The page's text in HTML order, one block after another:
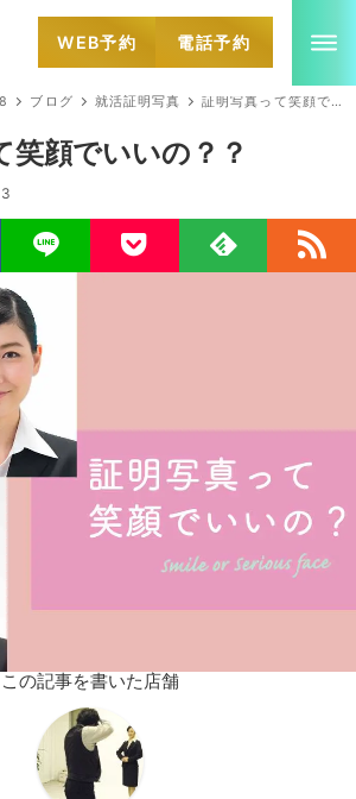
WEB予約 電話予約
ブログ 就活証明写真 証明写真って笑顔でいいの？？
笑顔でいいの？？
この記事を書いた店舗